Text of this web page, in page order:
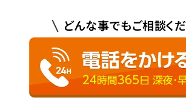
どんな事でもご相談く